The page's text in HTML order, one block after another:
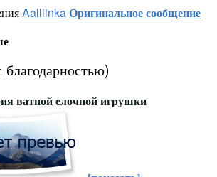
AalllinkaОригинальное сообщение
благодарностью)
ватной елочной игрушки